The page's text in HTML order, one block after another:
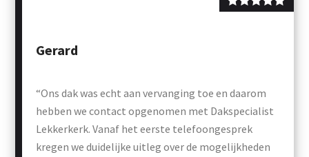
“Ons dak was echt aan vervanging toe en daarom
hebben we contact opgenomen met Dakspecialist
Lekkerkerk. Vanaf het eerste telefoongesprek
kregen we duidelijke uitleg over de mogelijkheden
Gerard